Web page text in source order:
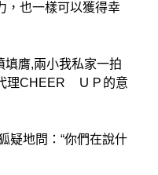
，也一樣可以獲得幸
膺,兩小我私家一拍
理CHEER ＵＰ的意
地問：“你們在說什